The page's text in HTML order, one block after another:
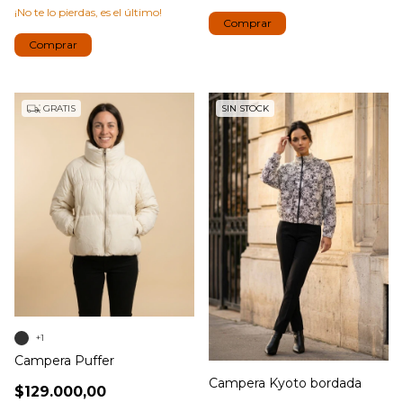
¡No te lo pierdas, es el último!
Comprar
Comprar
GRATIS
Campera Puffer
$129.000,00
+1
SIN STOCK
Campera Kyoto bordada